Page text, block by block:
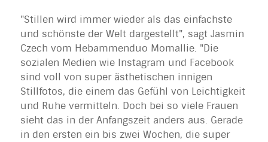
"Stillen wird immer wieder als das einfachste
und schönste der Welt dargestellt", sagt Jasmin
Czech vom Hebammenduo Momallie. "Die
sozialen Medien wie Instagram und Facebook
sind voll von super ästhetischen innigen
Stillfotos, die einem das Gefühl von Leichtigkeit
und Ruhe vermitteln. Doch bei so viele Frauen
sieht das in der Anfangszeit anders aus. Gerade
in den ersten ein bis zwei Wochen, die super